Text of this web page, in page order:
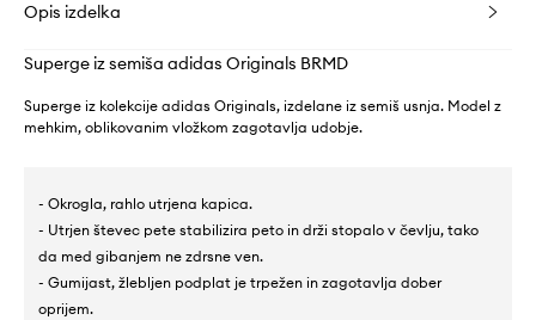
Opis izdelka
Superge iz semiša adidas Originals BRMD
Superge iz kolekcije adidas Originals, izdelane iz semiš usnja. Model z
mehkim, oblikovanim vložkom zagotavlja udobje.
- Okrogla, rahlo utrjena kapica.
- Utrjen števec pete stabilizira peto in drži stopalo v čevlju, tako
da med gibanjem ne zdrsne ven.
- Gumijast, žlebljen podplat je trpežen in zagotavlja dober
oprijem.